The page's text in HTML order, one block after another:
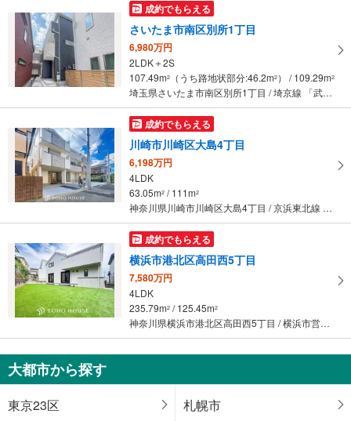
成約でもらえる
さいたま市南区別所1丁目
6,980万円
2LDK＋2S
107.49m2 （うち路地状部分:46.2m2 ） / 109.29m2
埼玉県さいたま市南区別所1丁目 / 埼京線 「武蔵浦和」駅 徒歩11分
成約でもらえる
川崎市川崎区大島4丁目
6,198万円
4LDK
63.05m2 / 111m2
神奈川県川崎市川崎区大島4丁目 / 京浜東北線 「川崎」駅 徒歩28分
成約でもらえる
横浜市港北区高田西5丁目
7,580万円
4LDK
235.79m2 / 125.45m2
神奈川県横浜市港北区高田西5丁目 / 横浜市営地下鉄グリーンライン 「東山田」駅 徒歩11分
大都市から探す
東京23区 札幌市